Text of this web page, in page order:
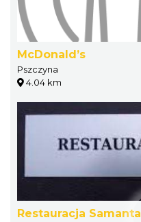
McDonald’s
Pszczyna
4.04 km
Restauracja Samanta